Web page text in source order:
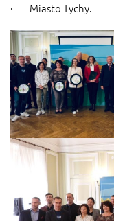
· Miasto Tychy.